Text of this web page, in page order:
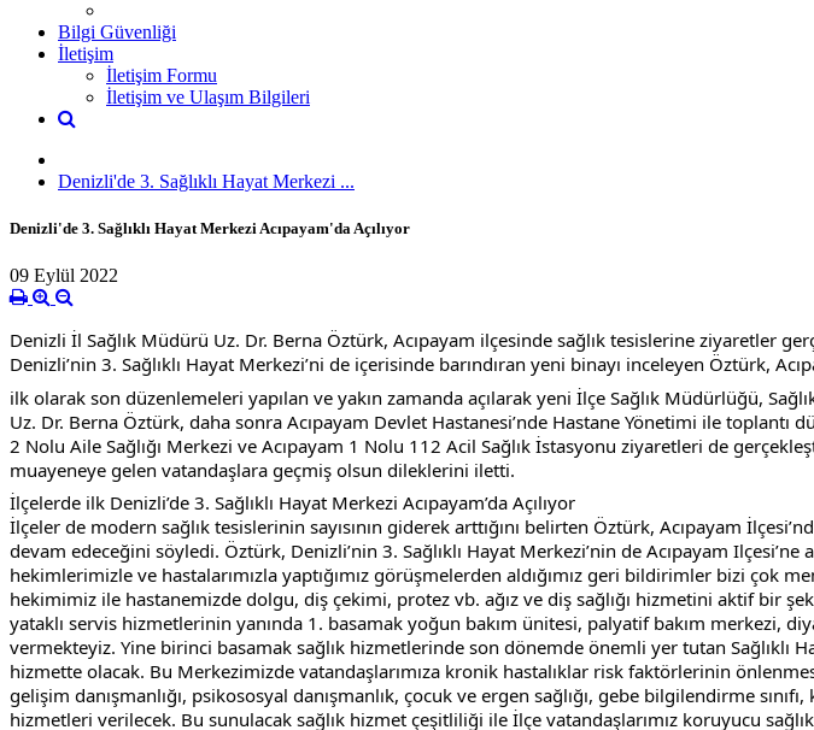
Bilgi Güvenliği
İletişim
İletişim Formu
İletişim ve Ulaşım Bilgileri
Denizli'de 3. Sağlıklı Hayat Merkezi ...
Denizli'de 3. Sağlıklı Hayat Merkezi Acıpayam'da Açılıyor
09 Eylül 2022
Denizli İl Sağlık Müdürü Uz. Dr. Berna Öztürk, Acıpayam ilçesinde sağlık tesislerine ziyaretler
Denizli’nin 3. Sağlıklı Hayat Merkezi’ni de içerisinde barındıran yeni binayı inceleyen Öztürk,
ilk olarak son düzenlemeleri yapılan ve yakın zamanda açılarak yeni İlçe Sağlık Müdürlüğü,
Uz. Dr. Berna Öztürk, daha sonra Acıpayam Devlet Hastanesi’nde Hastane Yönetimi ile
2 Nolu Aile Sağlığı Merkezi ve Acıpayam 1 Nolu 112 Acil Sağlık İstasyonu ziyaretleri de
muayeneye gelen vatandaşlara geçmiş olsun dileklerini iletti.
İlçelerde ilk Denizli’de 3. Sağlıklı Hayat Merkezi Acıpayam’da Açılıyor
İlçeler de modern sağlık tesislerinin sayısının giderek arttığını belirten Öztürk, Acıpayam
devam edeceğini söyledi. Öztürk, Denizli’nin 3. Sağlıklı Hayat Merkezi’nin de Acıpayam
hekimlerimizle ve hastalarımızla yaptığımız görüşmelerden aldığımız geri bildirimler bizi
hekimimiz ile hastanemizde dolgu, diş çekimi, protez vb. ağız ve diş sağlığı hizmetini aktif bir
yataklı servis hizmetlerinin yanında 1. basamak yoğun bakım ünitesi, palyatif bakım
vermekteyiz. Yine birinci basamak sağlık hizmetlerinde son dönemde önemli yer tutan Sağlıklı
hizmette olacak. Bu Merkezimizde vatandaşlarımıza kronik hastalıklar risk faktörlerinin
gelişim danışmanlığı, psikososyal danışmanlık, çocuk ve ergen sağlığı, gebe bilgilendirme
hizmetleri verilecek. Bu sunulacak sağlık hizmet çeşitliliği ile İlçe vatandaşlarımız koruyucu